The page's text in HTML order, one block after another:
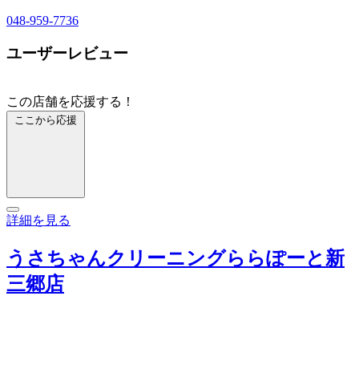
048-959-7736
ユーザーレビュー
この店舗を応援する！
ここから応援
詳細を見る
うさちゃんクリーニングららぽーと新
三郷店